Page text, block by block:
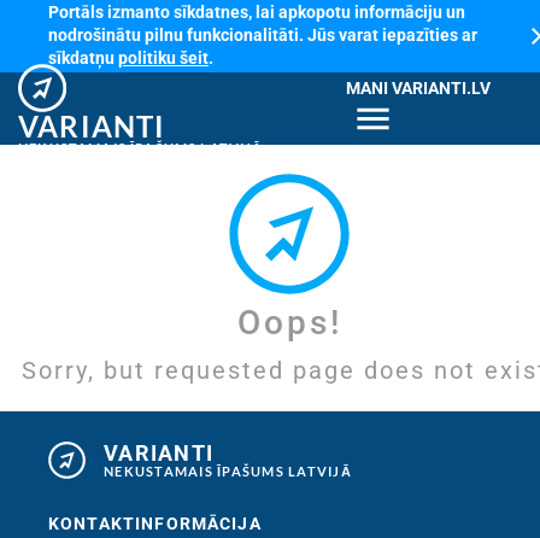
Portāls izmanto sīkdatnes, lai apkopotu informāciju un
nodrošinātu pilnu funkcionalitāti. Jūs varat iepazīties ar
sīkdatņupolitiku šeit.
VARIANTI
NEKUSTAMAIS ĪPAŠUMS LATVIJĀ
MANI VARIANTI.LV
menu
Oops!
Sorry, but requested page does not
VARIANTI
NEKUSTAMAIS ĪPAŠUMS LATVIJĀ
KONTAKTINFORMĀCIJA